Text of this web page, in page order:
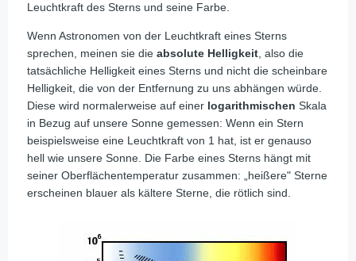
Leuchtkraft des Sterns und seine Farbe.
Wenn Astronomen von der Leuchtkraft eines Sterns
sprechen, meinen sie die absolute Helligkeit , also die
tatsächliche Helligkeit eines Sterns und nicht die scheinbare
Helligkeit, die von der Entfernung zu uns abhängen würde.
Diese wird normalerweise auf einer logarithmischen Skala
in Bezug auf unsere Sonne gemessen: Wenn ein Stern
beispielsweise eine Leuchtkraft von 1 hat, ist er genauso
hell wie unsere Sonne. Die Farbe eines Sterns hängt mit
seiner Oberflächentemperatur zusammen: „heißere" Sterne
erscheinen blauer als kältere Sterne, die rötlich sind.